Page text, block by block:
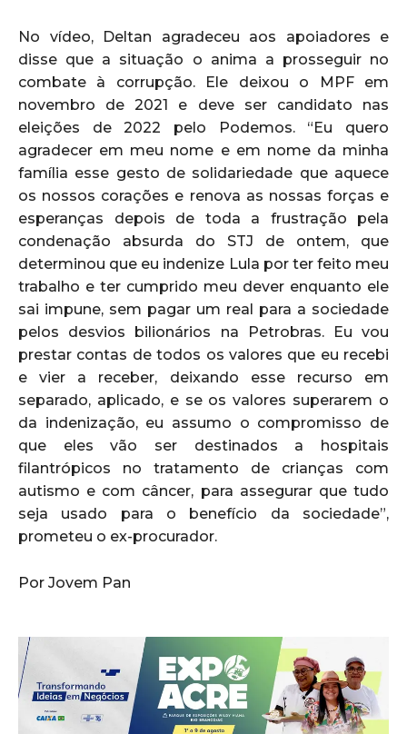
No vídeo, Deltan agradeceu aos apoiadores e
disse que a situação o anima a prosseguir no
combate à corrupção. Ele deixou o MPF em
novembro de 2021 e deve ser candidato nas
eleições de 2022 pelo Podemos. “Eu quero
agradecer em meu nome e em nome da minha
família esse gesto de solidariedade que aquece
os nossos corações e renova as nossas forças e
esperanças depois de toda a frustração pela
condenação absurda do STJ de ontem, que
determinou que eu indenize Lula por ter feito meu
trabalho e ter cumprido meu dever enquanto ele
sai impune, sem pagar um real para a sociedade
pelos desvios bilionários na Petrobras. Eu vou
prestar contas de todos os valores que eu recebi
e vier a receber, deixando esse recurso em
separado, aplicado, e se os valores superarem o
da indenização, eu assumo o compromisso de
que eles vão ser destinados a hospitais
filantrópicos no tratamento de crianças com
autismo e com câncer, para assegurar que tudo
seja usado para o benefício da sociedade”,
prometeu o ex-procurador.
Por Jovem Pan